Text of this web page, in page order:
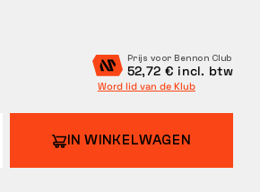
Prijs voor Bennon Club
52,72 € incl. btw
Word lid van de Klub
IN WINKELWAGEN